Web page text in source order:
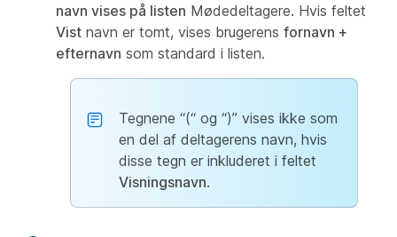
navn vises på listen Mødedeltagere. Hvis feltet
Vist navn er tomt, vises brugerens fornavn +
efternavn som standard i listen.
Tegnene “(“ og “)” vises ikke som
en del af deltagerens navn, hvis
disse tegn er inkluderet i feltet
Visningsnavn.